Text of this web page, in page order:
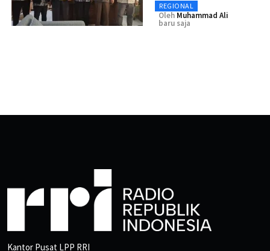
REGIONAL
Oleh Muhammad Ali
baru saja
Kantor Pusat LPP RRI